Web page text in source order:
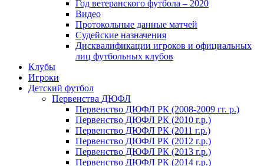
Год ветеранского футбола – 2020
Видео
Протокольные данные матчей
Судейские назначения
Дисквалификации игроков и официальных
лиц футбольных клубов
Клубы
Игроки
Детский футбол
Первенства ДЮФЛ
Первенство ДЮФЛ РК (2008-2009 гг. р.)
Первенство ДЮФЛ РК (2010 г.р.)
Первенство ДЮФЛ РК (2011 г.р.)
Первенство ДЮФЛ РК (2012 г.р.)
Первенство ДЮФЛ РК (2013 г.р.)
Первенство ДЮФЛ РК (2014 г.р.)